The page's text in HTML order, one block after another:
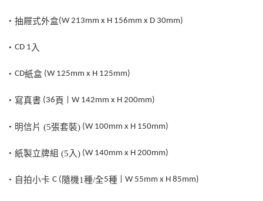
・抽屜式外盒(W 213mm x H 156mm x D 30mm)
・ CD 1 入
・ CD紙盒 (W 125mm x H 125mm)
・寫真書 (36 頁 | W 142mm x H 200mm)
・明信片 (5張套裝) (W 100mm x H 150mm)
・紙製立牌組 (5入) (W 140mm x H 200mm)
・自拍小卡 C ( 隨機1種/全5種 | W 55mm x H 85mm)